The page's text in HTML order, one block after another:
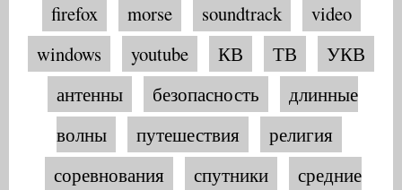
firefox morse soundtrack
video
windows
youtube КВ ТВ
УКВ
антенны
безопасность
длинные
волны
путешествия
религия
соревнования
спутники
средние